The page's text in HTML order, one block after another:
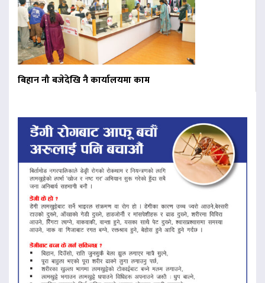
बिहान नौ बजेदेखि नै कार्यालयमा काम